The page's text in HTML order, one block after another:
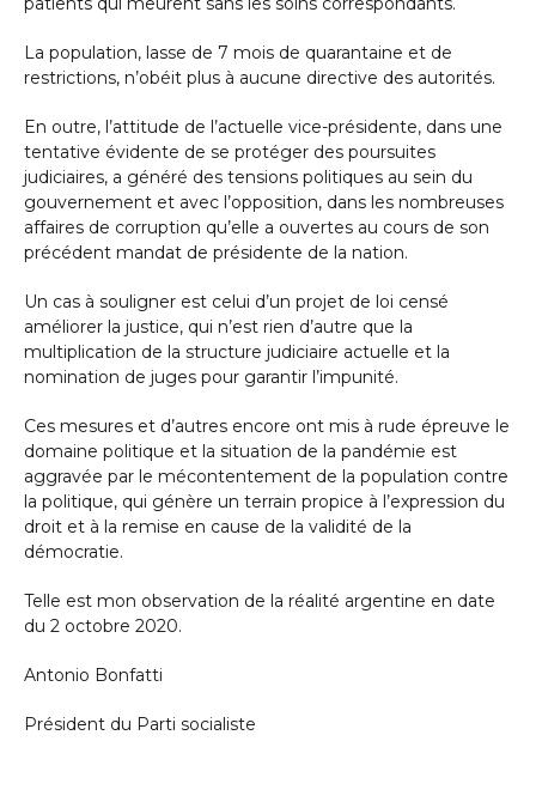
La population, lasse de 7 mois de quarantaine et de
restrictions, n’obéit plus à aucune directive des autorités.
En outre, l’attitude de l’actuelle vice-présidente, dans une
tentative évidente de se protéger des poursuites
judiciaires, a généré des tensions politiques au sein du
gouvernement et avec l’opposition, dans les nombreuses
affaires de corruption qu’elle a ouvertes au cours de son
précédent mandat de présidente de la nation.
Un cas à souligner est celui d’un projet de loi censé
améliorer la justice, qui n’est rien d’autre que la
multiplication de la structure judiciaire actuelle et la
nomination de juges pour garantir l’impunité.
Ces mesures et d’autres encore ont mis à rude épreuve le
domaine politique et la situation de la pandémie est
aggravée par le mécontentement de la population contre
la politique, qui génère un terrain propice à l’expression du
droit et à la remise en cause de la validité de la
démocratie.
Telle est mon observation de la réalité argentine en date
du 2 octobre 2020.
Antonio Bonfatti
Président du Parti socialiste